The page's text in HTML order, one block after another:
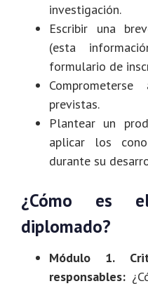
investigación.
Escribir una
(esta
formulario de
previstas.
Plantear un
aplicar los
durante su
¿Cómo es
diplomado?
Módulo 1.
responsables: